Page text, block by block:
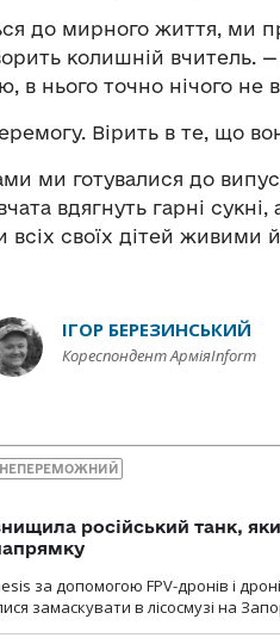
до мирного життя, ми
колишній вчитель.
в нього точно нічого не
Вірить в те, що
ми готувалися до
вдягнуть гарні
своїх дітей живими
ІГОР БЕРЕЗИНСЬКИЙ
Кореспондент АрміяInform
НЕПЕРЕМОЖНИЙ
російський танк,
за допомогою FPV-дронів і
замаскувати в лісосмузі на